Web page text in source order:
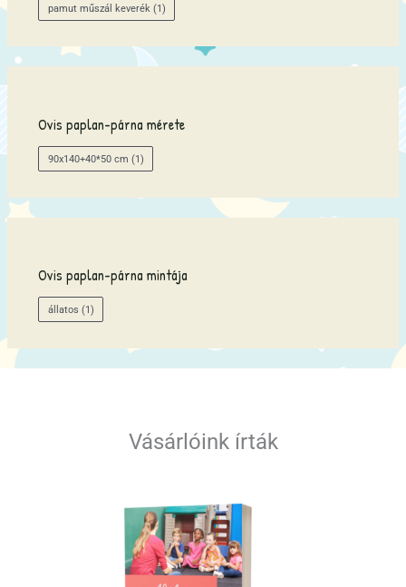
ő
r
e
pamut műszál keverék (1)
Ovis paplan-párna mérete
90x140+40*50 cm (1)
Ovis paplan-párna mintája
állatos (1)
Vásárlóink írták